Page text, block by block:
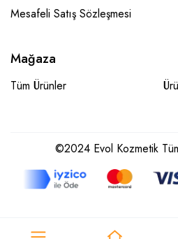
Mesafeli Satış Sözleşmesi
Mağaza
Tüm Ürünler
©2024 Evol Kozmetik